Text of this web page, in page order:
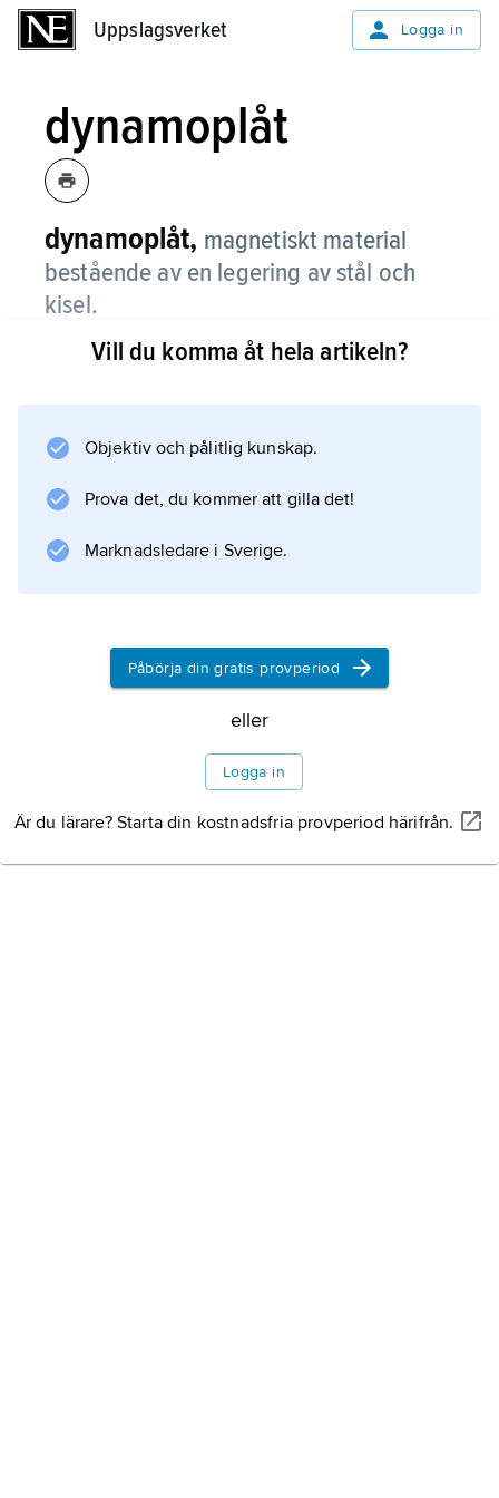
Uppslagsverket Logga in
dynamoplåt
dynamoplåt, magnetiskt material
bestående av en legering av stål och
kisel.
Dynamoplåt används i elektriska maskiner. Se
.
Information om artikeln
Vill du komma åt hela artikeln?
Objektiv och pålitlig kunskap.
Prova det, du kommer att gilla det!
Marknadsledare i Sverige.
Påbörja din gratis provperiod
eller
Logga in
Är du lärare? Starta din kostnadsfria provperiod härifrån.